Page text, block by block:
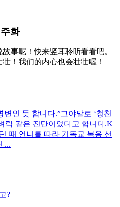
화
事呢！快来竖耳聆听看看吧。
！我们的内心也会壮壮喔！
변인 듯 합니다.”그야말로 ‘청천
락 같은 진단이었다고 합니다.K
때 언니를 따라 기독교 복음 선
...
?